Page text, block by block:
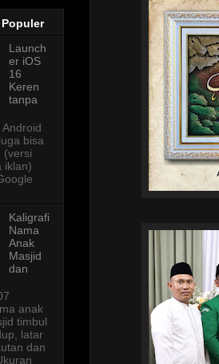
Launch
er iOS
16
Keren
tanpa
bisa
(versi
iklan)
Kaligrafi
Nama
Anak
Masjid
dan
anak
timbul
latar
dan